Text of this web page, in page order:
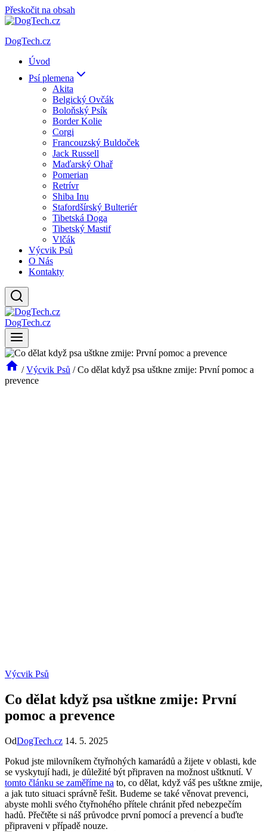
Přeskočit na obsah
DogTech.cz
Úvod
Psí plemena
Akita
Belgický Ovčák
Boloňský Psík
Border Kolie
Corgi
Francouzský Buldoček
Jack Russell
Maďarský Ohař
Pomerian
Retrívr
Shiba Inu
Stafordšírský Bulteriér
Tibetská Doga
Tibetský Mastif
Vlčák
Výcvik Psů
O Nás
Kontakty
DogTech.cz
/ Výcvik Psů / Co dělat když psa uštkne zmije: První pomoc a
prevence
Výcvik Psů
Co dělat když psa uštkne zmije: První
pomoc a prevence
OdDogTech.cz 14. 5. 2025
Pokud jste milovníkem čtyřnohých kamarádů a žijete v oblasti, kde
se vyskytují hadi, je důležité být připraven na možnost uštknutí. V
tomto článku se zaměříme na to, co dělat, když váš pes uštkne zmije,
a jak tuto situaci správně řešit. Budeme se také věnovat prevenci,
abyste mohli svého čtyřnohého přítele chránit před nebezpečím
hadů. Přečtěte si náš průvodce první pomocí a prevencí a buďte
připraveni v případě nouze.